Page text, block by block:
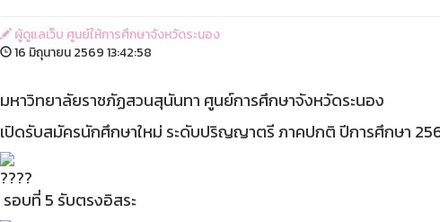
ผู้ดูแลเว็บ ศูนย์ให้การศึกษาจังหวัดระนอง
16 มิถุนายน 2569 13:42:58
มหาวิทยาลัยราชภัฏสวนสุนันทา ศูนย์การศึกษาจังหวัดระนอง
เปิดรับสมัครนักศึกษาใหม่ ระดับปริญญาตรี ภาคปกติ ปีการศึกษา
รอบที่ 5 รับตรงอิสระ